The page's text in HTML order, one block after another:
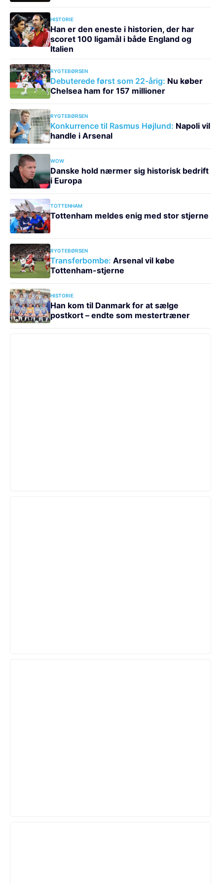
HISTORIE
Han er den eneste i historien, der har
scoret 100 ligamål i både England og
Italien
RYGTEBØRSEN
Debuterede først som 22-årig: Nu køber
Chelsea ham for 157 millioner
RYGTEBØRSEN
Konkurrence til Rasmus Højlund: Napoli vil
handle i Arsenal
WOW
Danske hold nærmer sig historisk bedrift
i Europa
TOTTENHAM
Tottenham meldes enig med stor stjerne
RYGTEBØRSEN
Transferbombe: Arsenal vil købe
Tottenham-stjerne
HISTORIE
Han kom til Danmark for at sælge
postkort – endte som mestertræner